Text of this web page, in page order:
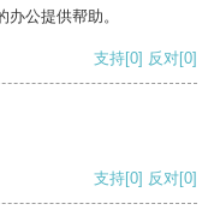
公提供帮助。
支持[0] 反对[0]
支持[0] 反对[0]